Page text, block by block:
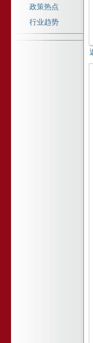
政策热点
行业趋势